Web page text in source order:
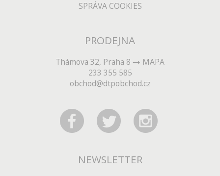
SPRÁVA COOKIES
PRODEJNA
Thámova 32, Praha 8
MAPA
233 355 585
obchod@dtpobchod.cz
NEWSLETTER